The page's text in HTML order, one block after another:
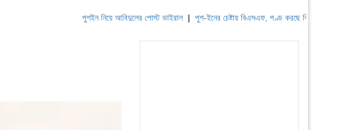
পুশইন নিয়ে আবিদুলের পোস্ট ভাইরাল| পুশ-ইনের চেষ্টায় বিএসএফ, পণ্ড করছে বিজিবি|লেবাননের